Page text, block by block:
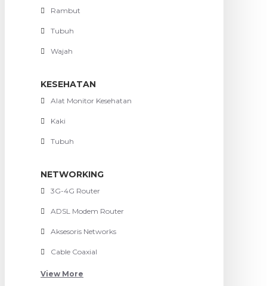
Rambut
Tubuh
Wajah
KESEHATAN
Alat Monitor Kesehatan
Kaki
Tubuh
NETWORKING
3G-4G Router
ADSL Modem Router
Aksesoris Networks
Cable Coaxial
View More